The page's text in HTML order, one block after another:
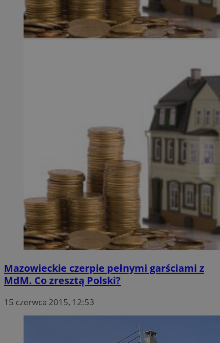
Mazowieckie czerpie pełnymi garściami z
MdM. Co zresztą Polski?
15 czerwca 2015, 12:53